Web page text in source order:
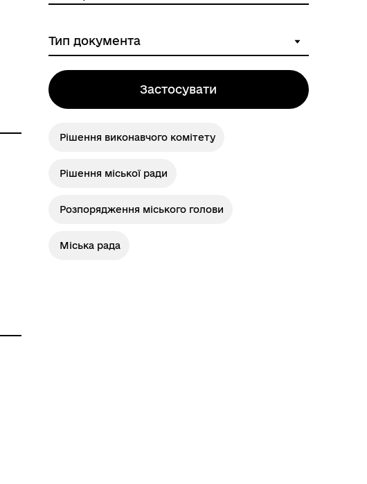
Стара версія сайту
Застосувати
Рішення виконавчого комітету
Рішення міської ради
Розпорядження міського голови
Міська рада